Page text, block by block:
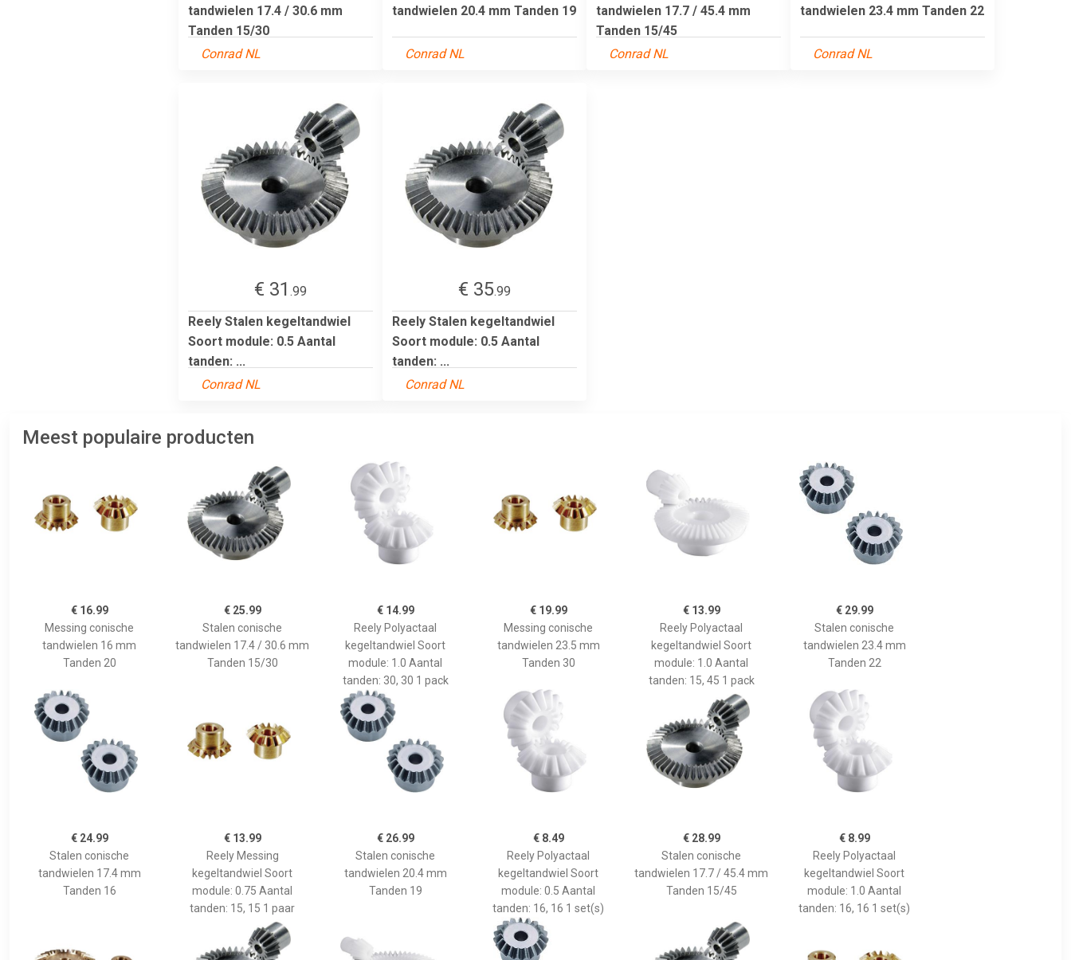
tandwielen 17.4 / 30.6 mm
Tanden 15/30
Conrad NL
tandwielen 20.4 mm Tanden 19
Conrad NL
tandwielen 17.7 / 45.4 mm
Tanden 15/45
Conrad NL
tandwielen 23.4 mm Tanden 22
Conrad NL
€ 31 .99
Reely Stalen kegeltandwiel
Soort module: 0.5 Aantal
tanden: ...
Conrad NL
€ 35.99
Reely Stalen kegeltandwiel
Soort module: 0.5 Aantal
tanden: ...
Conrad NL
Meest populaire producten
€ 16.99
Messing conische
tandwielen 16 mm
Tanden 20
€ 25.99
Stalen conische
tandwielen 17.4 / 30.6 mm
Tanden 15/30
€ 14.99
Reely Polyactaal
kegeltandwiel Soort
module: 1.0 Aantal
tanden: 30, 30 1 pack
€ 19.99
Messing conische
tandwielen 23.5 mm
Tanden 30
€ 13.99
Reely Polyactaal
kegeltandwiel Soort
module: 1.0 Aantal
tanden: 15, 45 1 pack
€ 29.99
Stalen conische
tandwielen 23.4 mm
Tanden 22
€ 24.99
Stalen conische
tandwielen 17.4 mm
Tanden 16
€ 13.99
Reely Messing
kegeltandwiel Soort
module: 0.75 Aantal
tanden: 15, 15 1 paar
€ 26.99
Stalen conische
tandwielen 20.4 mm
Tanden 19
€ 8.49
Reely Polyactaal
kegeltandwiel Soort
module: 0.5 Aantal
tanden: 16, 16 1 set(s)
€ 28.99
Stalen conische
tandwielen 17.7 / 45.4 mm
Tanden 15/45
€ 8.99
Reely Polyactaal
kegeltandwiel Soort
module: 1.0 Aantal
tanden: 16, 16 1 set(s)